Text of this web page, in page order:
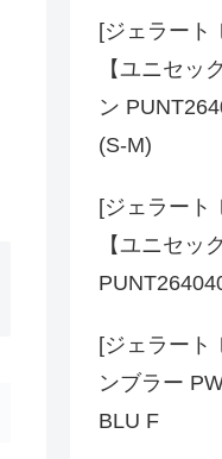
[ジェラート
【ユニセッ
ン
(S-M)
[ジェラート
【ユニセッ
[ジェラート
ンブラー
BLU F